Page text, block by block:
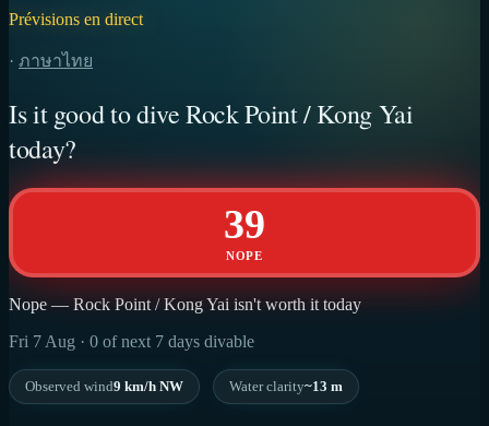
Prévisions en direct
· ภาษาไทย
Is it good to dive Rock Point / Kong Yai
today?
39
NOPE
Nope — Rock Point / Kong Yai isn't worth it today
Fri 7 Aug · 0 of next 7 days divable
Observed wind9 km/h NW Water clarity~13 m